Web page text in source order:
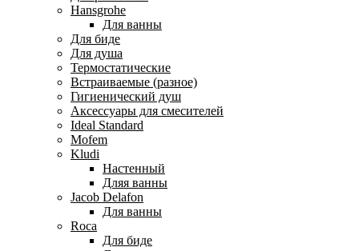
Hansgrohe
Для ванны
Для биде
Для душа
Термостатические
Встраиваемые (разное)
Гигиенический душ
Аксессуары для смесителей
Ideal Standard
Mofem
Kludi
Настенный
Дляя ванны
Jacob Delafon
Для ванны
Roca
Для биде